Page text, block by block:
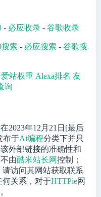
- 必应收录 - 谷歌收录
搜索 - 必应搜索 - 谷歌搜
爱站权重 Alexa排名 友
询
在2023年12月21日[最后
布于Ai编程分类下并只
外部链接的准确性和
由酷米站长网控制；
访问其网站获取联系
何关系，对于HTTPie网